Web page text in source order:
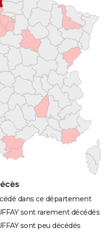
dans ce département
sont rarement décédés
sont peu décédés